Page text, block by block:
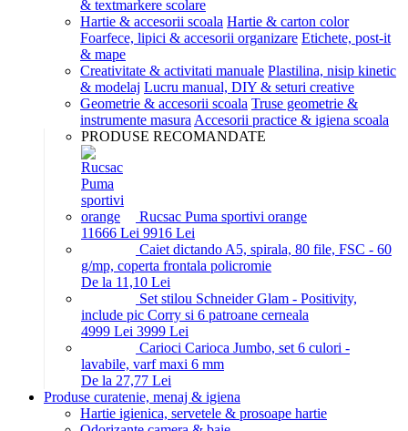
& textmarkere scolare
Hartie & accesorii scoala Hartie & carton color
Foarfece, lipici & accesorii organizare Etichete, post-it
& mape
Creativitate & activitati manuale Plastilina, nisip kinetic
& modelaj Lucru manual, DIY & seturi creative
Geometrie & accesorii scoala Truse geometrie &
instrumente masura Accesorii practice & igiena scoala
PRODUSE RECOMANDATE
Rucsac Puma sportivi orange
11666 Lei 9916 Lei
Caiet dictando A5, spirala, 80 file, FSC - 60
g/mp, coperta frontala policromie
De la 11,10 Lei
Set stilou Schneider Glam - Positivity,
include pic Corry si 6 patroane cerneala
4999 Lei 3999 Lei
Carioci Carioca Jumbo, set 6 culori -
lavabile, varf maxi 6 mm
De la 27,77 Lei
Produse curatenie, menaj & igiena
Hartie igienica, servetele & prosoape hartie